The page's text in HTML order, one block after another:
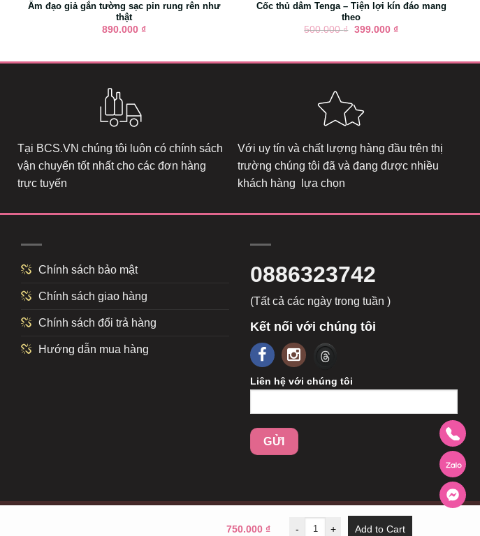
Âm đạo giả gắn tường sạc pin rung rên như
thật
890.000 ₫
Cốc thủ dâm Tenga – Tiện lợi kín đáo mang
theo
500.000₫ Giá
399.000 ₫Giá
Tại BCS.VN chúng tôi luôn có chính sách
vận chuyển tốt nhất cho các đơn hàng
trực tuyến
Với uy tín và chất lượng hàng đầu trên thị
trường chúng tôi đã và đang được nhiều
khách hàng lựa chọn
Chính sách bảo mật
Chính sách giao hàng
Chính sách đổi trả hàng
Hướng dẫn mua hàng
0886323742
(Tất cả các ngày trong tuần )
Kết nối với chúng tôi
Liên hệ với chúng tôi
750.000 ₫ - + Add to Cart